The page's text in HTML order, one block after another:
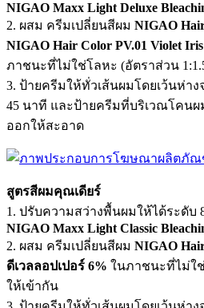
NIGAO Maxx Light Deluxe
2. ผสม ครีมเปลี่ยนสีผม NIGAO
NIGAO Hair Color PV.01 Violet Iris
ภาชนะที่ไม่ใช่โลหะ (อัตราส่วน
3. ป้ายครีมให้ทั่วเส้นผมโดยเว้นห่าง
45 นาที และป้ายครีมที่บริเวณโคนผ
ออกให้สะอาด
สูตรสีผมคุณเดียร์
1. ปรับความสว่างพื้นผมให้ได้ระดับ
NIGAO Maxx Light Classic
2. ผสม ครีมเปลี่ยนสีผม NIGAO
ดีเวลลอปเปอร์ 6% ในภาชนะที่ไม่ใ
ให้เข้ากัน